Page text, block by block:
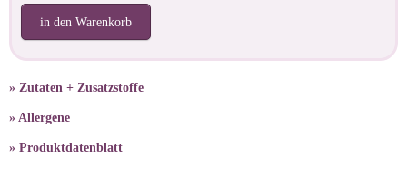
in den Warenkorb
» Zutaten + Zusatzstoffe
» Allergene
» Produktdatenblatt